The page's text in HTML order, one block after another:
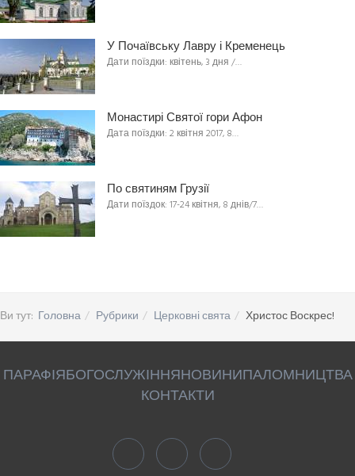
У Почаївську Лавру і Кременець
Дати поїздки: квітень, 3 дня /…
Монастирі Святої гори Афон
Дата поїздки: 2 квітня 2017, 8…
По святиням Грузії
Дати поїздок: 17-24 квітня, 8 днів/7…
Ви тут: Головна Рубрики Церковні свята Христос Воскрес!
ПАРАФІЯБОГОСЛУЖІННЯНОВИНИПАЛОМНИЦТВА
КОНТАКТИ